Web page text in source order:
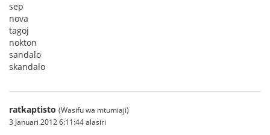
sep
nova
tagoj
nokton
sandalo
skandalo
ratkaptisto (Wasifu wa mtumiaji)
3 Januari 2012 6:11:44 alasiri